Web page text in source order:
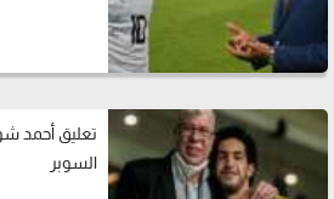
تعليق أحمد
السوبر